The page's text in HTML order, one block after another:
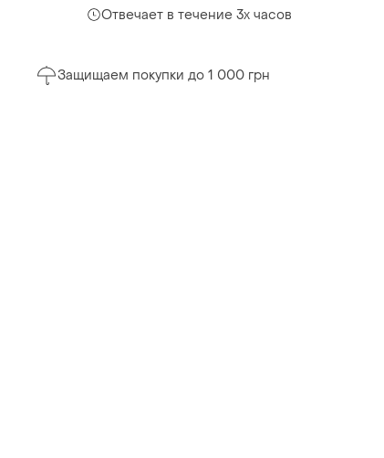
Отвечает в течение 3х часов
Защищаем покупки до 1 000 грн